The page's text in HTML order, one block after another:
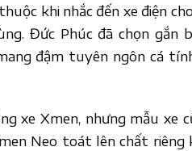
khi nhắc đến xe điện
Đức Phúc đã chọn
đậm tuyên ngôn cá
xe Xmen, nhưng mẫu xe
Neo toát lên chất riêng